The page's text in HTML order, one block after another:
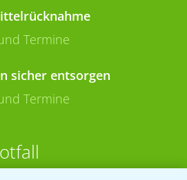
Termine
sicher entsorgen
Termine